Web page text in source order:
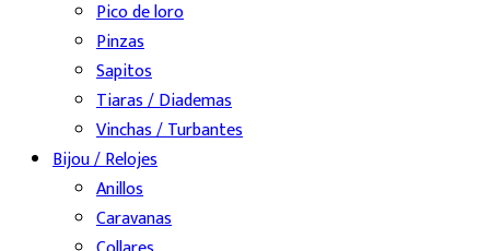
Pico de loro
Pinzas
Sapitos
Tiaras / Diademas
Vinchas / Turbantes
Bijou / Relojes
Anillos
Caravanas